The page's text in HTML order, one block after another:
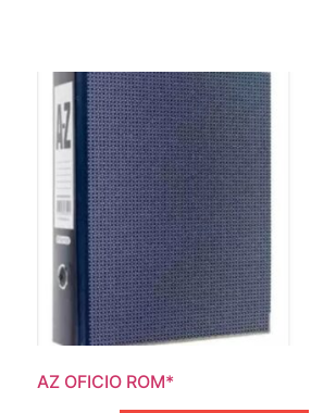
AZ OFICIO ROM*